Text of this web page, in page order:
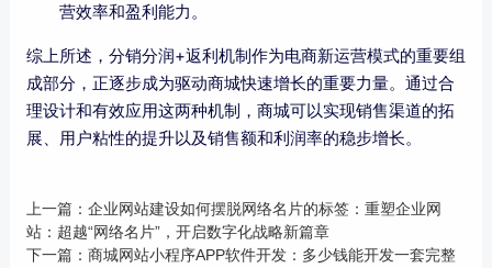
营效率和盈利能力。
综上所述，分销分润+返利机制作为电商新运营模式的重要组
成部分，正逐步成为驱动商城快速增长的重要力量。通过合
理设计和有效应用这两种机制，商城可以实现销售渠道的拓
展、用户粘性的提升以及销售额和利润率的稳步增长。
上一篇： 企业网站建设如何摆脱网络名片的标签：重塑企业网
站：超越“网络名片”，开启数字化战略新篇章
下一篇： 商城网站小程序APP软件开发：多少钱能开发一套完整